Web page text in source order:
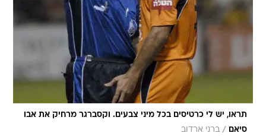
תראו, יש לי כרטיסים בכל מיני צבעים. וקסברגר מרחיק את אבו
סיאם
/ ברני ארדוב